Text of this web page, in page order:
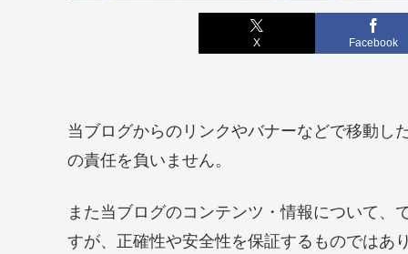
X Facebook
当ブログからのリンクやバナーなどで移動し
の責任を負いません。
また当ブログのコンテンツ・情報について
すが、正確性や安全性を保証するものではあ